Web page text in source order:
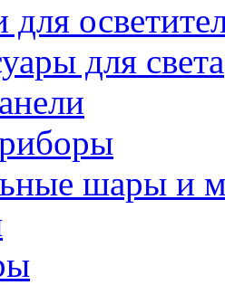
для
для света
шары и